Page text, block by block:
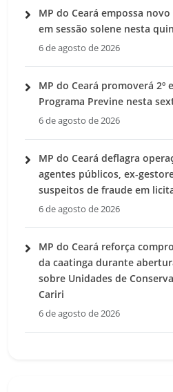
MP do Ceará empossa
em sessão solene nesta
6 de agosto de 2026
MP do Ceará promoverá
Programa Previne nesta
6 de agosto de 2026
MP do Ceará deflagra
agentes públicos, ex-
suspeitos de fraude em
6 de agosto de 2026
MP do Ceará reforça
da caatinga durante
sobre Unidades de
Cariri
6 de agosto de 2026